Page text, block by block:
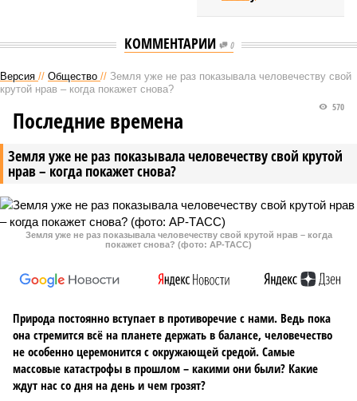
КОММЕНТАРИИ 0
Версия // Общество // Земля уже не раз показывала человечеству свой
крутой нрав – когда покажет снова?
Земля уже не раз показывала человечеству свой крутой
нрав – когда покажет снова?
570
Последние времена
Земля уже не раз показывала человечеству свой крутой нрав – когда
покажет снова? (фото: АР-ТАСС)
Природа постоянно вступает в противоречие с нами. Ведь пока
она стремится всё на планете держать в балансе, человечество
не особенно церемонится с окружающей средой. Самые
массовые катастрофы в прошлом – какими они были? Какие
ждут нас со дня на день и чем грозят?